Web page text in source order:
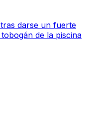
darse un fuerte
de la piscina